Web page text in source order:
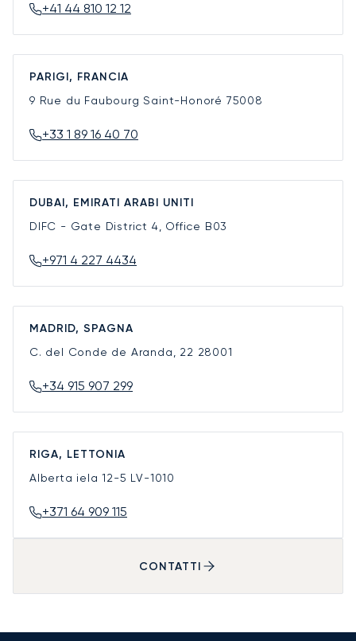
+41 44 810 12 12
PARIGI, FRANCIA
9 Rue du Faubourg Saint-Honoré 75008
+33 1 89 16 40 70
DUBAI, EMIRATI ARABI UNITI
DIFC - Gate District 4, Office B03
+971 4 227 4434
MADRID, SPAGNA
C. del Conde de Aranda, 22 28001
+34 915 907 299
RIGA, LETTONIA
Alberta iela 12-5 LV-1010
+371 64 909 115
CONTATTI